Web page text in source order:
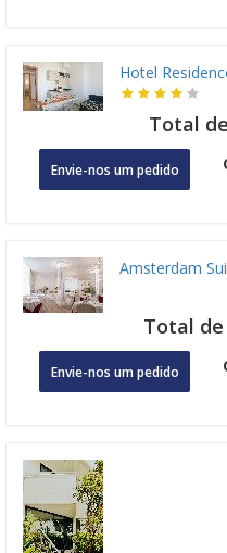
Hotel
Total
Envie-nos um pedido
Amsterdam
Total de
Envie-nos um pedido